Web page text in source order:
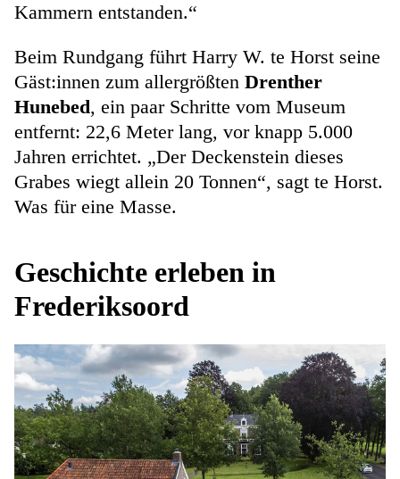
Kammern entstanden.“
Beim Rundgang führt Harry W. te Horst seine
Gäst:innen zum allergrößten Drenther
Hunebed, ein paar Schritte vom Museum
entfernt: 22,6 Meter lang, vor knapp 5.000
Jahren errichtet. „Der Deckenstein dieses
Grabes wiegt allein 20 Tonnen“, sagt te Horst.
Was für eine Masse.
Geschichte erleben in
Frederiksoord